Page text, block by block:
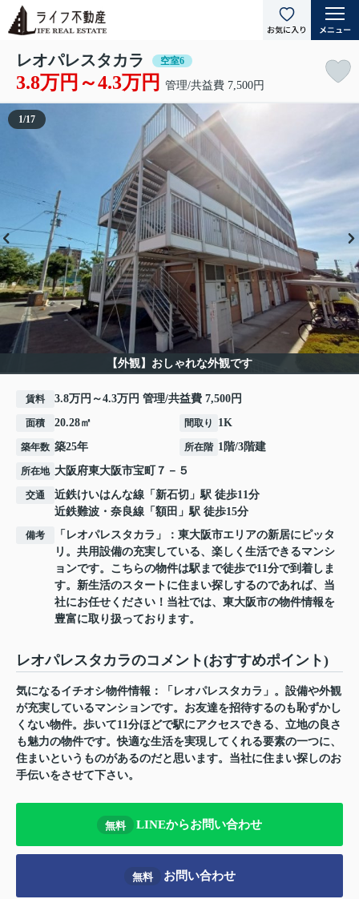
レオパレスタカラ 空室6
3.8万円～4.3万円 管理/共益費 7,500円
【外観】おしゃれな外観です
1/17
賃料 3.8万円～4.3万円 管理/共益費 7,500円
面積 20.28㎡ 間取り 1K
築年数 築25年 所在階 1階/3階建
所在地 大阪府東大阪市宝町 ７－５
交通 近鉄けいはんな線 「 新石切 」駅 徒歩11分
近鉄難波・奈良線 「 額田 」駅 徒歩15分
備考
「レオパレスタカラ」：東大阪市エリアの新居にピッタ
リ。共用設備の充実している、楽しく生活できるマンシ
ョンです。こちらの物件は駅まで徒歩で11分で到着しま
す。新生活のスタートに住まい探しするのであれば、当
社にお任せください！当社では、東大阪市の物件情報を
豊富に取り扱っております。
レオパレスタカラのコメント(おすすめポイント)
気になるイチオシ物件情報：「レオパレスタカラ」。設備や外観
が充実しているマンションです。お友達を招待するのも恥ずかし
くない物件。歩いて11分ほどで駅にアクセスできる、立地の良さ
も魅力の物件です。快適な生活を実現してくれる要素の一つに、
住まいというものがあるのだと思います。当社に住まい探しのお
手伝いをさせて下さい。
無料 LINEからお問い合わせ
無料 お問い合わせ